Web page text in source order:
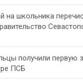
на школьника
получили первую
ПСБ